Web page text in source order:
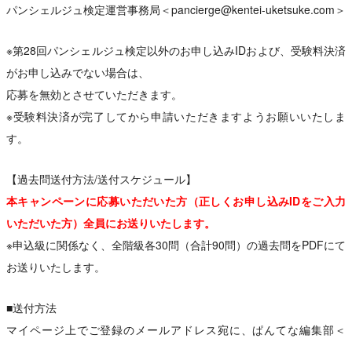
パンシェルジュ検定運営事務局＜pancierge@kentei-uketsuke.com＞
※第28回パンシェルジュ検定以外のお申し込みIDおよび、受験料決済
がお申し込みでない場合は、
応募を無効とさせていただきます。
※受験料決済が完了してから申請いただきますようお願いいたしま
す。
【過去問送付方法/送付スケジュール】
本キャンペーンに応募いただいた方（正しくお申し込みIDをご入力
いただいた方）全員にお送りいたします。
※申込級に関係なく、全階級各30問（合計90問）の過去問をPDFにて
お送りいたします。
■送付方法
マイページ上でご登録のメールアドレス宛に、ぱんてな編集部＜